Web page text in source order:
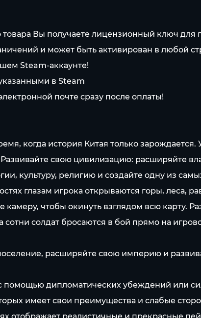
товара Вы получаете лицензионный ключ
и может быть активирован в любой
Steam-аккаунте!
в Steam
почте сразу после оплаты!
когда история Китая только
свою цивилизацию: расширяйте
культуру, религию и создайте одну из
глазам игрока открываются горы, леса,
камеру, чтобы окинуть взглядом всю карту.
солдат бросаются в бой прямо на
расширяйте свою империю и
помощью дипломатических убеждений или
имеет свои преимущества и слабые